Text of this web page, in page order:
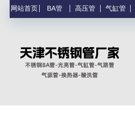
网站首页 BA管 高压管 气缸管